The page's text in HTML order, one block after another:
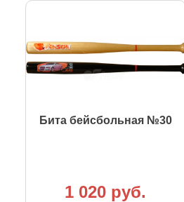
Бита бейсбольная №30
1 020 руб.